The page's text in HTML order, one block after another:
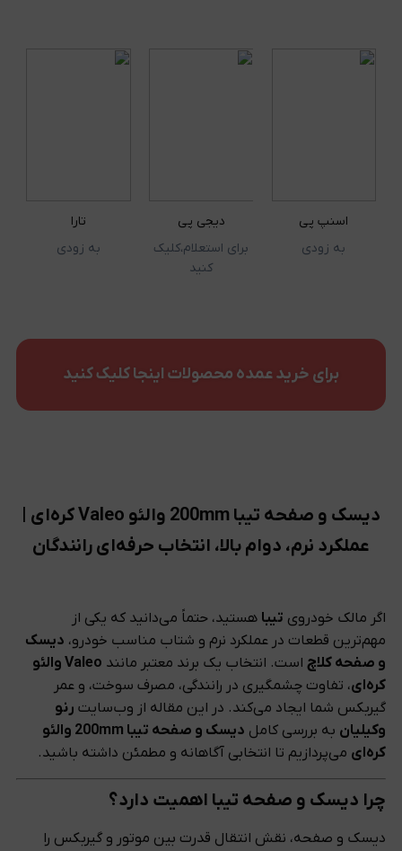
اسنپ پی
به زودی
دیجی پی
برای استعلام،کلیک
کنید
تارا
به زودی
برای خرید عمده محصولات اینجا کلیک کنید
دیسک و صفحه تیبا 200mm والئو Valeo کره‌ای |
عملکرد نرم، دوام بالا، انتخاب حرفه‌ای رانندگان
اگر مالک خودروی تیبا هستید، حتماً می‌دانید که یکی از
مهم‌ترین قطعات در عملکرد نرم و شتاب مناسب خودرو، دیسک
و صفحه کلاچاست. انتخاب یک برند معتبر مانند
Valeo والئو
کره‌ای، تفاوت چشمگیری در رانندگی، مصرف سوخت، و عمر
گیربکس شما ایجاد می‌کند. در این مقاله از وب‌سایت رنو
وکیلیان به بررسی کامل
دیسک و صفحه تیبا 200mm والئو
کره‌ای می‌پردازیم تا انتخابی آگاهانه و مطمئن داشته باشید.
چرا دیسک و صفحه تیبا اهمیت دارد؟
دیسک و صفحه، نقش انتقال قدرت بین موتور و گیربکس را